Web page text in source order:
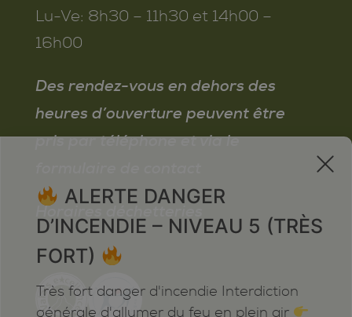
Lu-Ve: 8h30 – 11h30 et 14h00 –
16h00
Des rendez-vous en dehors des
heures d’ouverture peuvent être
pris par téléphone et via le
Horaires déchetteries
x
ALERTE DANGER
D’INCENDIE – NIVEAU 5 (TRÈS
FORT)
Très fort danger d'incendie Interdiction
générale d'allumer du feu en plein air